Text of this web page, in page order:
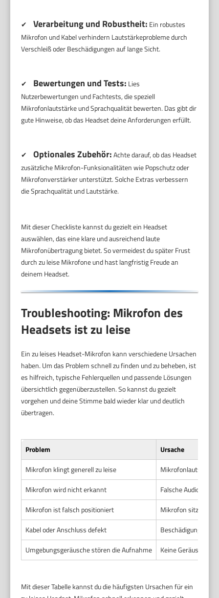
✔ Verarbeitung und Robustheit: Ein robustes
Mikrofon und Kabel verhindern Lautstärkeprobleme durch
Verschleiß oder Beschädigungen auf lange Sicht.
✔ Bewertungen und Tests: Lies
Nutzerbewertungen und Fachtests, die speziell
Mikrofonlautstärke und Sprachqualität bewerten. Das gibt dir
gute Hinweise, ob das Headset deine Anforderungen erfüllt.
✔ Optionales Zubehör:Achte darauf, ob das Headset
zusätzliche Mikrofon-Funksionalitäten wie Popschutz oder
Mikrofonverstärker unterstützt. Solche Extras verbessern
die Sprachqualität und Lautstärke.
Mit dieser Checkliste kannst du gezielt ein Headset
auswählen, das eine klare und ausreichend laute
Mikrofonübertragung bietet. So vermeidest du später Frust
durch zu leise Mikrofone und hast langfristig Freude an
deinem Headset.
Troubleshooting: Mikrofon des
Headsets ist zu leise
Ein zu leises Headset-Mikrofon kann verschiedene Ursachen
haben. Um das Problem schnell zu finden und zu beheben, ist
es hilfreich, typische Fehlerquellen und passende Lösungen
übersichtlich gegenüberzustellen. So kannst du gezielt
vorgehen und deine Stimme bald wieder klar und deutlich
übertragen.
Problem
Ursache
Mikrofon klingt generell zu leise
Mikrofonlautstärke
Mikrofon wird nicht erkannt
Falsche Audio-
Mikrofon ist falsch positioniert
Mikrofon sitzt zu
Kabel oder Anschluss defekt
Beschädigung des
Umgebungsgeräusche stören die Aufnahme
Keine
Mit dieser Tabelle kannst du die häufigsten Ursachen für ein